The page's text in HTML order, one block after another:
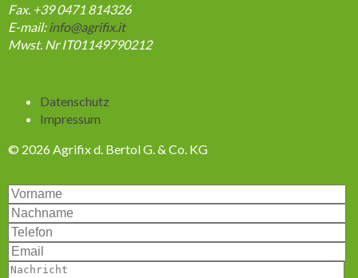
Fax. +39 0471 814326
E-mail:info@agrifix.it
Mwst. Nr IT01149790212
überspringen
Datenschutz
Impressum
© 2026 Agrifix d. Bertol G. & Co. KG